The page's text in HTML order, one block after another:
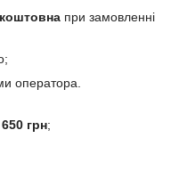
при замовленні
оператора.
650 грн;